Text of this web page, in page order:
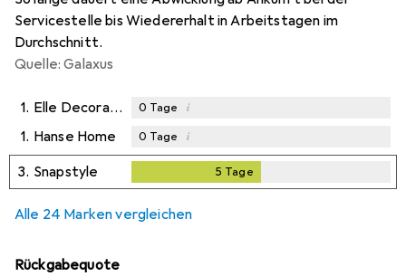
Servicestelle bis Wiedererhalt in Arbeitstagen im
Durchschnitt.
Quelle: Galaxus
1. Elle Decoration 0 Tage i
1. Hanse Home 0 Tage i
3. Snapstyle 5 Tage
Alle 24 Marken vergleichen
Rückgabequote